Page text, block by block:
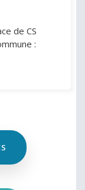
de CS
: